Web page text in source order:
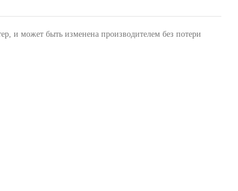
и может быть изменена производителем без потери